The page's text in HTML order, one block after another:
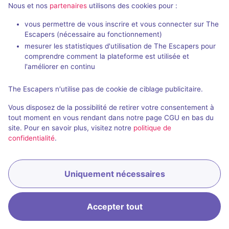
Accueil Recherche Connexion Menu
Signaler un changement
C'est votre enseigne ?
Nous et nos partenaires utilisons des cookies pour :
vous permettre de vous inscrire et vous connecter sur The
Escapers (nécessaire au fonctionnement)
mesurer les statistiques d'utilisation de The Escapers pour
comprendre comment la plateforme est utilisée et
l'améliorer en continu
The Escapers n'utilise pas de cookie de ciblage publicitaire.
Vous disposez de la possibilité de retirer votre consentement à
tout moment en vous rendant dans notre page CGU en bas du
site. Pour en savoir plus, visitez notre politique de
confidentialité.
Uniquement nécessaires
Accepter tout